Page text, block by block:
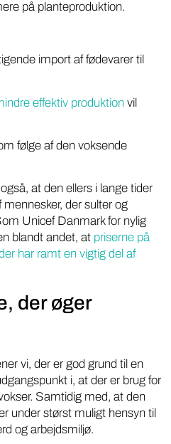
på planteproduktion.
import af fødevarer til
effektiv produktion vil
følge af den voksende
at den ellers i lange tider
der sulter og
Unicef Danmark for nylig
blandt andet, at priserne på
har ramt en vigtig del af
der øger
vi, der er god grund til en
i, at der er brug for
Samtidig med, at den
under størst muligt hensyn til
og arbejdsmiljø.